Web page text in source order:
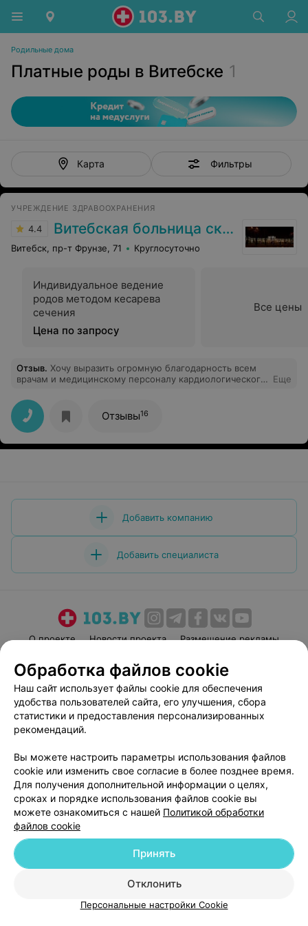
Родильные дома
Платные роды в Витебске 1
Карта Фильтры
УЧРЕЖДЕНИЕ ЗДРАВООХРАНЕНИЯ
4.4 Витебская больница скорой помощи
Витебск, пр-т Фрунзе, 71 Круглосуточно
Индивидуальное ведение
родов методом кесарева
сечения
Цена по запросу
Все цены
Отзыв. Хочу выразить огромную благодарность всем
врачам и медицинскому персоналу кардиологического
профессионализм.
Еще
Отзывы16
Добавить компанию
Добавить специалиста
О проекте Новости проекта
Размещение рекламы
Пользовательское соглашение
Способы оплаты
Вакансии
Партнеры
Написать руководителю 103.by
Персональные настройки cookie
Обработка персональных данных
© 2026 ООО «Артокс Лаб», УНП 191700409| 220012, Республика Беларусь,
г. Минск, улица Толбухина, 2, пом. 16 | help@103.by
Служба поддержки +375 291212755
Обработка файлов cookie
Наш сайт использует файлы cookie для обеспечения
удобства пользователей сайта, его улучшения, сбора
статистики и предоставления персонализированных
рекомендаций.
Вы можете настроить параметры использования файлов
cookie или изменить свое согласие в более позднее время.
Для получения дополнительной информации о целях,
сроках и порядке использования файлов cookie вы
можете ознакомиться с нашей Политикой обработки
файлов cookie
Отклонить
Принять
Персональные настройки Cookie